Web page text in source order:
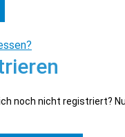
noch nicht registriert?